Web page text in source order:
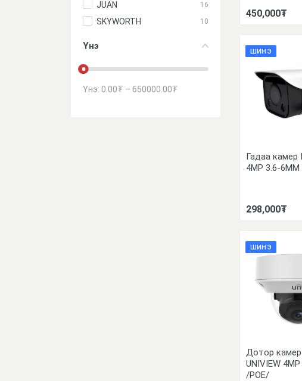
JUAN 16
SKYWORTH 10
Үнэ
Үнэ: 0.00₮ – 650000.00₮
450,000₮
ШИНЭ
Гадаа камер
4MP 3.6-
298,000₮
ШИНЭ
Дотор
UNIVIEW
/POE/